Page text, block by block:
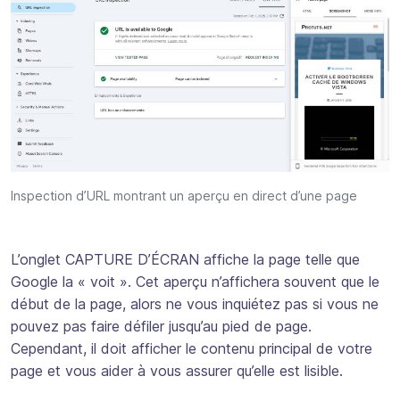
Inspection d’URL montrant un aperçu en direct d’une page
L’onglet CAPTURE D’ÉCRAN affiche la page telle que
Google la « voit ». Cet aperçu n’affichera souvent que le
début de la page, alors ne vous inquiétez pas si vous ne
pouvez pas faire défiler jusqu’au pied de page.
Cependant, il doit afficher le contenu principal de votre
page et vous aider à vous assurer qu’elle est lisible.